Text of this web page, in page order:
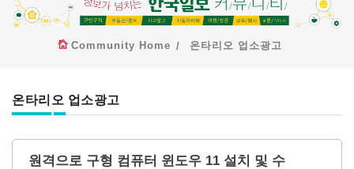
Community Home 온타리오 업소광고
온타리오 업소광고
원격으로 구형 컴퓨터 윈도우 11 설치 및 수